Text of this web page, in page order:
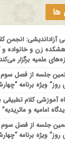
بازخوانی آموزه
آموزشی کلام تطبیقی
و ماتریدیه”
ملی” #زن و
مقاله ویژه
“وحی و نبوت”
آزاداندیشی: انجمن
زن و خانواده و
علمیه برگزار
جلسه از فصل
روز” ویژه برنامه
آموزشی کلام
امامیه و ماتریدیه”
جلسه از فصل
روز” ویژه برنامه